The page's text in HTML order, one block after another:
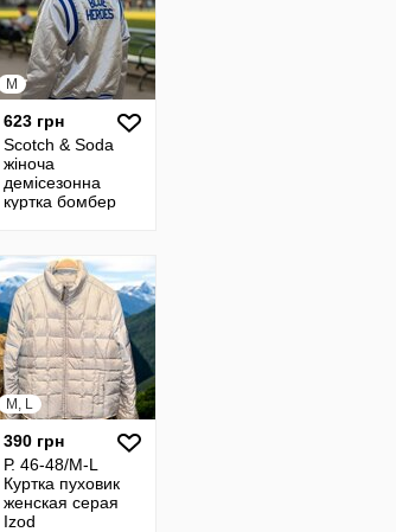
M
623 грн
Scotch & Soda
жіноча
демісезонна
куртка бомбер
M, L
390 грн
Р. 46-48/M-L
Куртка пуховик
женская серая
Izod